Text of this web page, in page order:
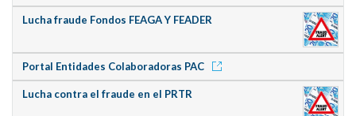
Lucha fraude Fondos FEAGA Y FEADER
Portal Entidades Colaboradoras PAC
Lucha contra el fraude en el PRTR